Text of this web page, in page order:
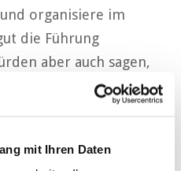
mit Ihren Daten
organisiere im
die Führung
aber auch sagen,
und netter Mensch
egal“?